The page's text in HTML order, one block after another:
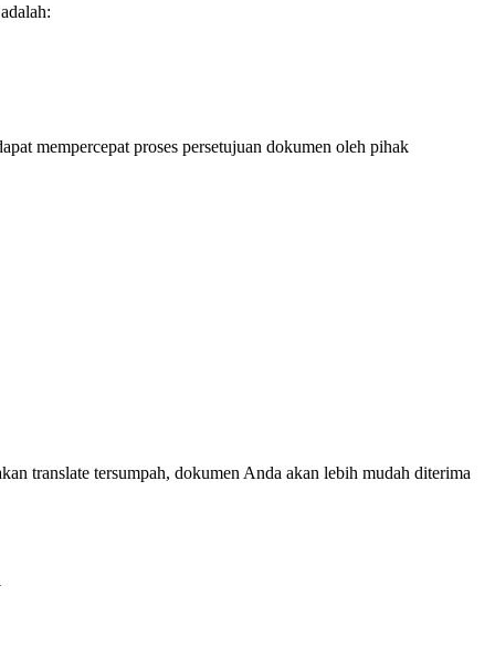
mempercepat proses persetujuan dokumen oleh pihak
translate tersumpah, dokumen Anda akan lebih mudah diterima